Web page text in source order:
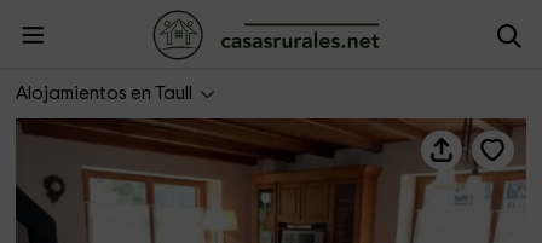
Alojamientos en Taull
Apartamentos Pleta Bona- Puig Falcó 3